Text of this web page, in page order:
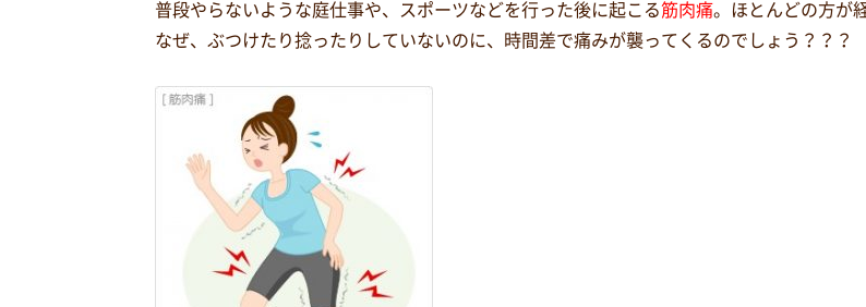
普段やらないような庭仕事や、スポーツなどを行った後に起こる筋肉痛。ほとんどの方が
なぜ、ぶつけたり捻ったりしていないのに、時間差で痛みが襲ってくるのでしょう？？？